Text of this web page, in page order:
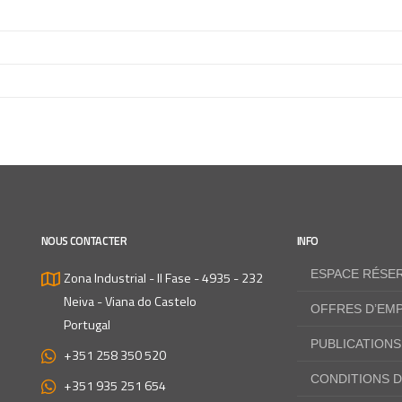
NOUS CONTACTER
Zona Industrial - II Fase - 4935 - 232
Neiva - Viana do Castelo
Portugal
+351 258 350 520
+351 935 251 654
INFO
ESPACE
OFFRES
PUBLICATIONS
CONDITIONS